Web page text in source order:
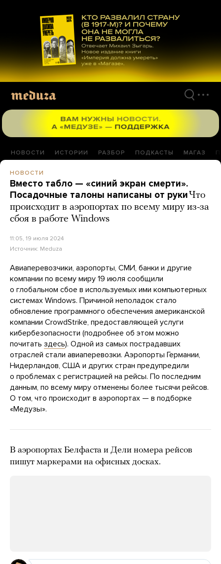
материалам
НОВОСТИ ИСТОРИИ РАЗБОР ПОДКАСТЫ МАГАЗ
НОВОСТИ
Вместо табло — «синий экран смерти».
Посадочные талоны написаны от руки Что
происходит в аэропортах по всему миру из-за
сбоя в работе Windows
11:05, 19 июля 2024
Источник: Meduza
Авиаперевозчики, аэропорты, СМИ, банки и другие
компании по всему миру 19 июля сообщили
о глобальном сбое в используемых ими компьютерных
системах Windows. Причиной неполадок стало
обновление программного обеспечения американской
компании CrowdStrike, предоставляющей услуги
кибербезопасности (подробнее об этом можно
почитать здесь). Одной из самых пострадавших
отраслей стали авиаперевозки. Аэропорты Германии,
Нидерландов, США и других стран предупредили
о проблемах с регистрацией на рейсы. По последним
данным, по всему миру отменены более тысячи рейсов.
О том, что происходит в аэропортах — в подборке
«Медузы».
В аэропортах Белфаста и Дели номера рейсов
пишут маркерами на офисных досках.